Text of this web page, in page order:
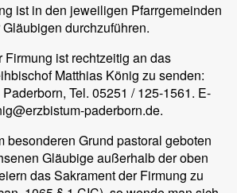
ist in den jeweiligen Pfarrgemeinden
durchzuführen.
ist rechtzeitig an das
Matthias König zu senden:
Tel. 05251 / 125-1561. E-
paderborn.de.
besonderen Grund pastoral geboten
Gläubige außerhalb der oben
das Sakrament der Firmung zu